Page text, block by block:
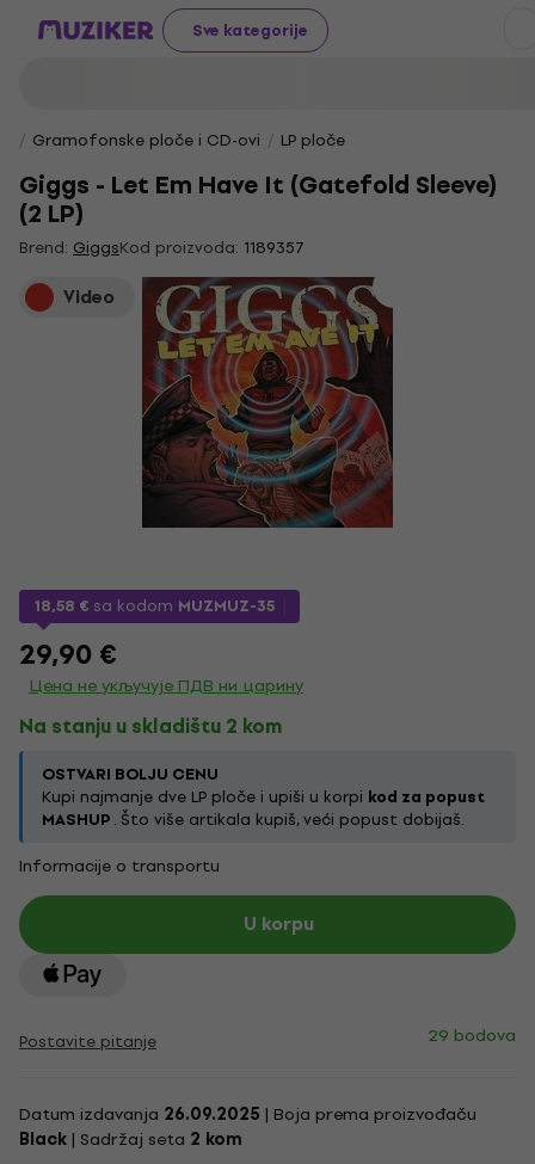
Sve kategorije
Gramofonske ploče i CD-ovi LP ploče
Giggs - Let Em Have It (Gatefold Sleeve)
(2 LP)
Brend: GiggsKod proizvoda: 1189357
Video
18,58 € sa kodom MUZMUZ-35
29,90 €
Цена не укључује ПДВ ни царину
Na stanju u skladištu 2 kom
OSTVARI BOLJU CENU
Kupi najmanje dve LP ploče i upiši u korpi kod za popust
MASHUP. Što više artikala kupiš, veći popust dobijaš.
Informacije o transportu
U korpu
Postavite pitanje 29 bodova
Datum izdavanja 26.09.2025 | Boja prema proizvođaču
Black | Sadržaj seta 2 kom